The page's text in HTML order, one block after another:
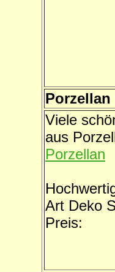
Porzellan
Viele
aus
Porzellan
Art Deko
Preis: